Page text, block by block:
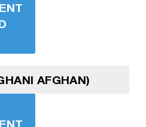
AFGHAN)